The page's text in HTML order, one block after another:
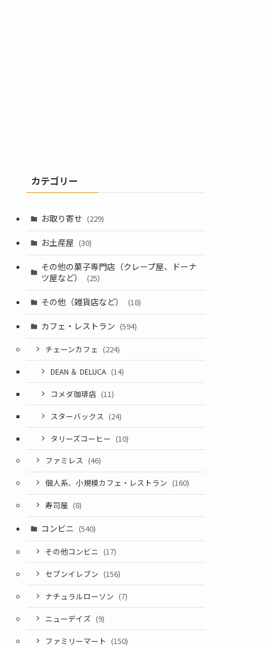
カテゴリー
お取り寄せ (229)
お土産屋 (30)
その他の菓子専門店（クレープ屋、ドーナ
ツ屋など）
(25)
その他（雑貨店など） (18)
カフェ・レストラン (594)
チェーンカフェ (224)
DEAN ＆ DELUCA (14)
コメダ珈琲店 (11)
スターバックス (24)
タリーズコーヒー (10)
ファミレス (46)
個人系、小規模カフェ・レストラン (160)
寿司屋 (8)
コンビニ (540)
その他コンビニ (17)
セブンイレブン (156)
ナチュラルローソン (7)
ニューデイズ (9)
ファミリーマート (150)